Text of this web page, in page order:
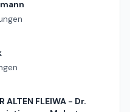
FLEIWA - Dr.